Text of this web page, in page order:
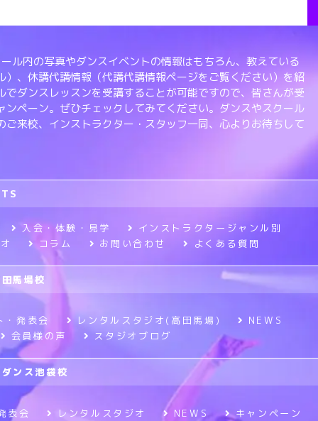
ル内の写真やダンスイベントの情報はもちろん、教えている
、休講代講情報（代講代講情報ページをご覧ください）を紹
ダンスレッスンを受講することが可能ですので、皆さんが受
ペーン。ぜひチェックしてみてください。ダンスやスクール
来校、インストラクター・スタッフ一同、心よりお待ちして
入会・体験・見学
インストラクタージャンル別
コラム お問い合わせ よくある質問
馬場校
・発表会 レンタルスタジオ(高田馬場)
NEWS
会員様の声 スタジオブログ
ンス池袋校
表会 レンタルスタジオ NEWS
キャンペーン